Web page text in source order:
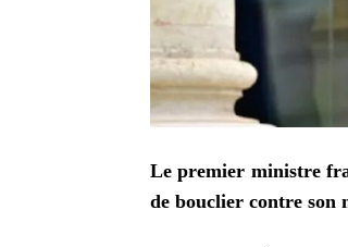
Le premier ministre
de bouclier contre son